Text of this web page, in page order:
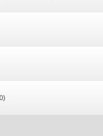
AKCIJAS
frēze + mulčieris +
AKCIJAS komplekts -